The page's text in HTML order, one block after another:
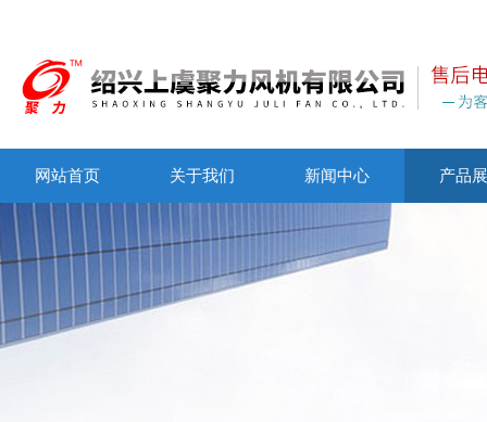
网站首页 关于我们 新闻中心 产品